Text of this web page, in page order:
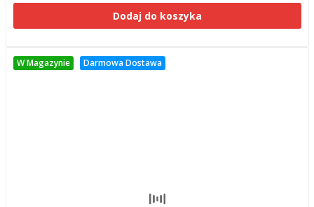
Dodaj do koszyka
W Magazynie Darmowa Dostawa